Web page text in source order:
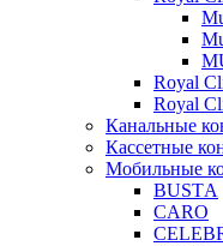
Royal
Royal
Канальные
Кассетные
Мобильные
BUSTА
CARO